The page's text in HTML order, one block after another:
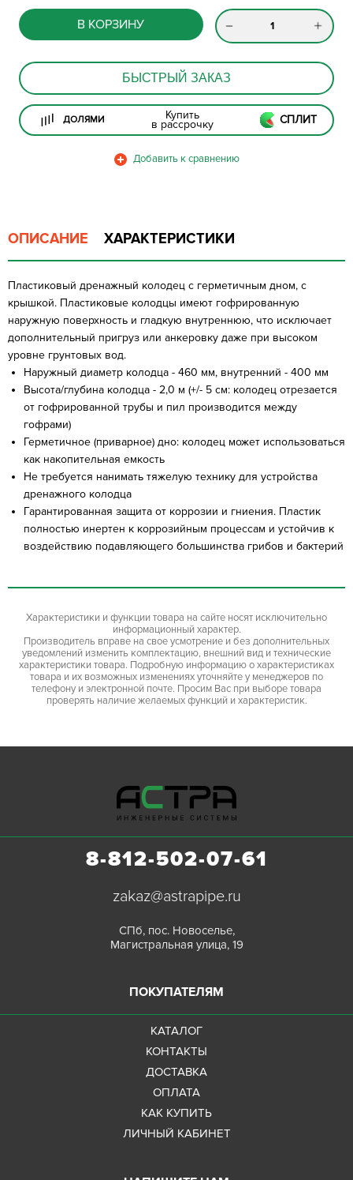
В КОРЗИНУ
БЫСТРЫЙ ЗАКАЗ
ДОЛЯМИ Купить
в рассрочку СПЛИТ
ОПИСАНИЕ ХАРАКТЕРИСТИКИ
Пластиковый дренажный колодец с герметичным дном, с
крышкой. Пластиковые колодцы имеют гофрированную
наружную поверхность и гладкую внутреннюю, что исключает
дополнительный пригруз или анкеровку даже при высоком
уровне грунтовых вод.
Наружный диаметр колодца - 460 мм, внутренний - 400 мм
Высота/глубина колодца - 2,0 м (+/- 5 см: колодец отрезается
от гофрированной трубы и пил производится между
гофрами)
Герметичное (приварное) дно: колодец может использоваться
как накопительная емкость
Не требуется нанимать тяжелую технику для устройства
дренажного колодца
Гарантированная защита от коррозии и гниения. Пластик
полностью инертен к коррозийным процессам и устойчив к
воздействию подавляющего большинства грибов и бактерий
Характеристики и функции товара на сайте носят исключительно
информационный характер.
Производитель вправе на свое усмотрение и без дополнительных
уведомлений изменить комплектацию, внешний вид и технические
характеристики товара. Подробную информацию о характеристиках
товара и их возможных изменениях уточняйте у менеджеров по
телефону и электронной почте. Просим Вас при выборе товара
проверять наличие желаемых функций и характеристик.
8-812-502-07-61
zakaz@astrapipe.ru
СПб, пос. Новоселье,
Магистральная улица, 19
ПОКУПАТЕЛЯМ
КАТАЛОГ
КОНТАКТЫ
ДОСТАВКА
ОПЛАТА
КАК КУПИТЬ
ЛИЧНЫЙ КАБИНЕТ